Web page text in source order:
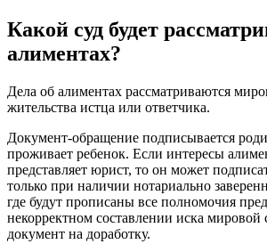
Какой суд будет
алиментах?
Дела об алиментах рассматриваются
жительства истца или ответчика.
Документ-обращение подписывается
проживает ребенок. Если интересы
представляет юрист, то он может
только при наличии нотариально
где будут прописаны все полномочия
некорректном составлении иска мировой
документ на доработку.